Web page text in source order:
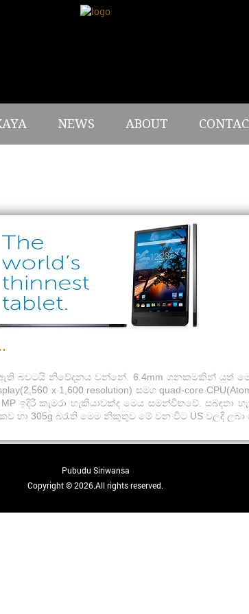
NEWS ABOUT
නිවේදනය වන්නේ. 6.4mm ගනකමකින් යුත් මෙම
x 1,600 resolution) සමග quad-core
MP ඉදිරි කැමරා හැකියාවක්ද මෙය සමන්විතවේ.
හා 305g​ බ‍රැති මෙම නිකුතුව මේ වන විට US වලදී
Copyright © 2026.All rights reserved.
Pubudu Siriwansa